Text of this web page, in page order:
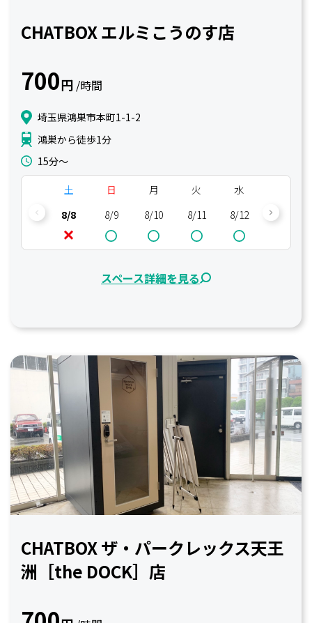
CHATBOX エルミこうのす店
700円 /時間
埼玉県鴻巣市本町1-1-2
鴻巣から徒歩1分
15分〜
土
8/8
日
8/9
月
8/10
火
8/11
水
8/12
8/13
スペース詳細を見る
CHATBOX ザ・パークレックス天王
洲［the DOCK］店